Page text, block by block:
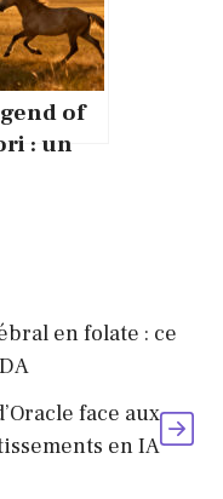
of
: un
en folate : ce
face aux
en IA